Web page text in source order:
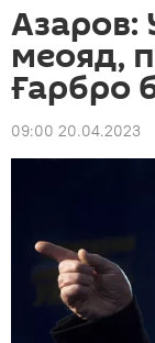
Азаров:
меояд,
Ғарбро
09:00 20.04.2023